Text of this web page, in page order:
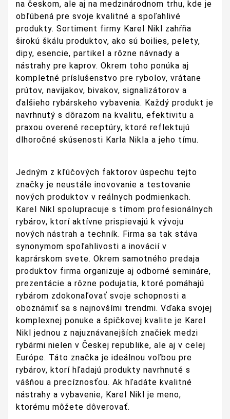
na českom, ale aj na medzinárodnom trhu, kde je
obľúbená pre svoje kvalitné a spoľahlivé
produkty. Sortiment firmy Karel Nikl zahŕňa
širokú škálu produktov, ako sú boilies, pelety,
dipy, esencie, partikel a rôzne návnady a
nástrahy pre kaprov. Okrem toho ponúka aj
kompletné príslušenstvo pre rybolov, vrátane
prútov, navijakov, bivakov, signalizátorov a
ďalšieho rybárskeho vybavenia. Každý produkt je
navrhnutý s dôrazom na kvalitu, efektivitu a
praxou overené receptúry, ktoré reflektujú
dlhoročné skúsenosti Karla Nikla a jeho tímu.
Jedným z kľúčových faktorov úspechu tejto
značky je neustále inovovanie a testovanie
nových produktov v reálnych podmienkach.
Karel Nikl spolupracuje s tímom profesionálnych
rybárov, ktorí aktívne prispievajú k vývoju
nových nástrah a techník. Firma sa tak stáva
synonymom spoľahlivosti a inovácií v
kaprárskom svete. Okrem samotného predaja
produktov firma organizuje aj odborné semináre,
prezentácie a rôzne podujatia, ktoré pomáhajú
rybárom zdokonaľovať svoje schopnosti a
oboznámiť sa s najnovšími trendmi. Vďaka svojej
komplexnej ponuke a špičkovej kvalite je Karel
Nikl jednou z najuznávanejších značiek medzi
rybármi nielen v Českej republike, ale aj v celej
Európe. Táto značka je ideálnou voľbou pre
rybárov, ktorí hľadajú produkty navrhnuté s
vášňou a precíznosťou. Ak hľadáte kvalitné
nástrahy a vybavenie, Karel Nikl je meno,
ktorému môžete dôverovať.